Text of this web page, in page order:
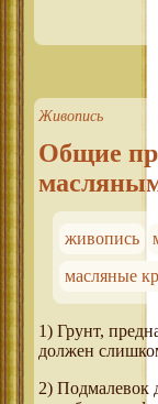
Живопись
Общие
живопись
масляные
1) Грунт,
должен
2) Подмалевок